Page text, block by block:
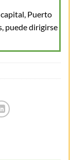
Puerto
puede dirigirse